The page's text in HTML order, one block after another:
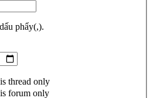
phẩy(,).
thread only
forum only